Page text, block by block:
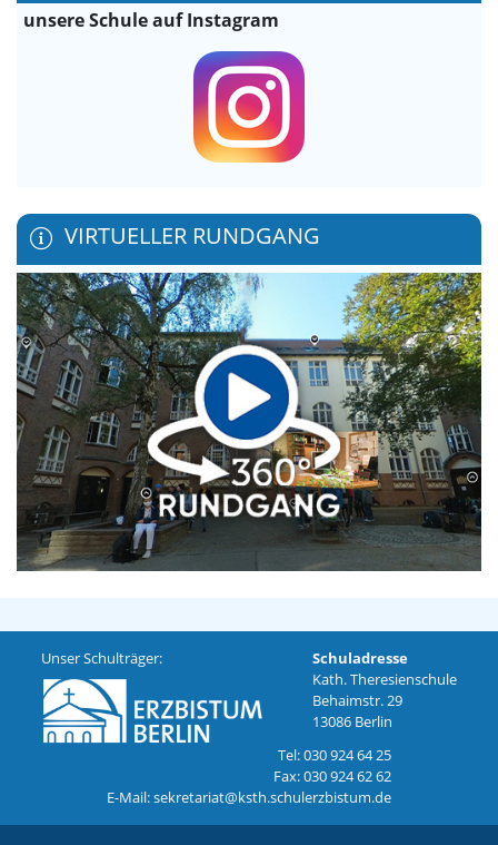
unsere Schule auf Instagram
VIRTUELLER RUNDGANG
Unser Schulträger:
Schuladresse
Kath. Theresienschule
Behaimstr. 29
13086 Berlin
Tel: 030 924 64 25
Fax: 030 924 62 62
E-Mail: sekretariat@ksth.schulerzbistum.de